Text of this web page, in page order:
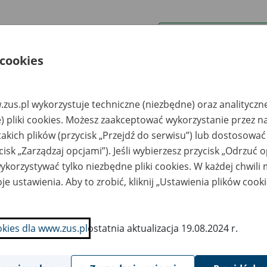
uwagi można przesyłać poprzez
Ukryj wszystkie pozycje bazy
pracy
Miejsce
przechowywania
dokumentów
Nr zespołu akt w
archiwum
państwowym
Daty
40-144 Katowice, ul.
Józefowska 5; tel. 31
253-98-15
ARCHUS Sp. z o.o. -
wykorzystuje techniczne (niezbędne) oraz
pliki cookies. Możesz zaakceptować wykorzystanie przez
plików (przycisk „Przejdź do serwisu”) lub
„Zarządzaj opcjami”). Jeśli wybierzesz przycisk „Odrzuć
tylko niezbędne pliki cookies. W każdej chwili
ustawienia. Aby to zrobić, kliknij „Ustawienia plików
dla www.zus.plostatnia aktualizacja 19.08.2024 r.